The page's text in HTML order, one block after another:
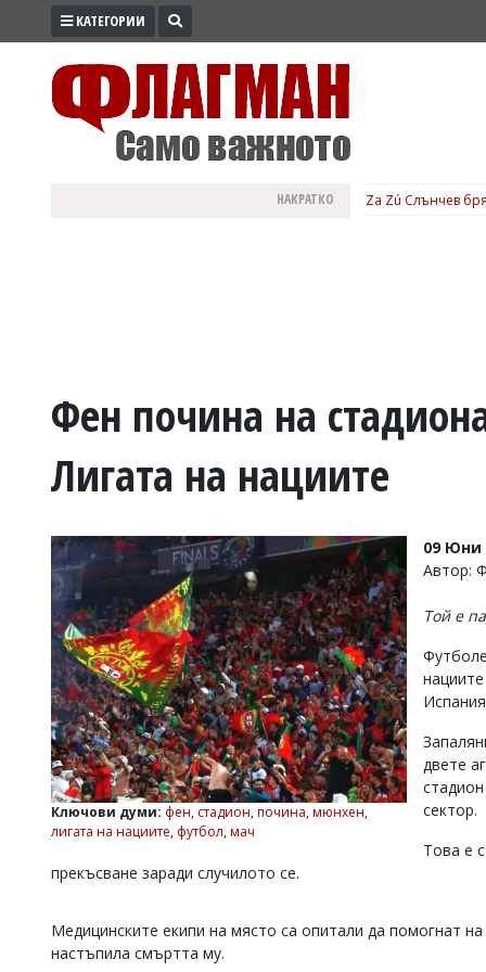
ПРОМО
ВОЙНАТА
УКРАЙНА
РАЗСЛЕДВАНЕ
БИЗНЕС
Управители:
Веселин
Василев,
v.vasilev@flagman.bg
Касабова,
k.kassabova@flagman.bg
редактор:
office@flagman.bg
КАТЕГОРИИ
НАКРАТКО Za Zú Слънчев
Фен почина на
Лигата на нациите
Ключови думи: фен, стадион, почина, мюнхен,
лигата на нациите, футбол, мач
09 Юни
Автор:
Той е
двете
сектор.
Това е
прекъсване заради случилото се.
Медицинските екипи на място са опитали да помогнат
настъпила смъртта му.